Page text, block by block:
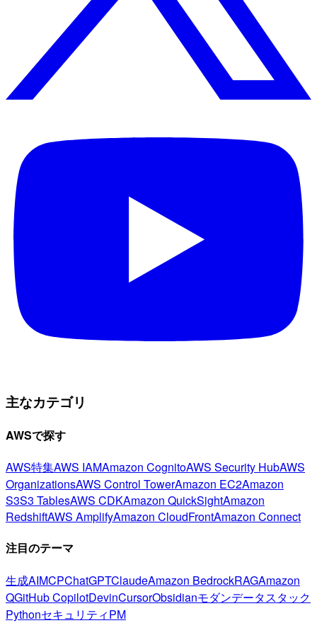
主なカテゴリ
AWSで探す
AWS特集AWS IAMAmazon CognitoAWS Security HubAWS
OrganizationsAWS Control TowerAmazon EC2Amazon
S3S3 TablesAWS CDKAmazon QuickSightAmazon
RedshiftAWS AmplifyAmazon CloudFrontAmazon Connect
注目のテーマ
生成AIMCPChatGPTClaudeAmazon BedrockRAGAmazon
QGitHub CopilotDevinCursorObsidianモダンデータスタック
PythonセキュリティPM